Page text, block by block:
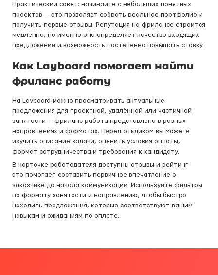
Практический совет: начинайте с небольших понятных
проектов — это позволяет собрать реальное портфолио и
получить первые отзывы. Репутация на фрилансе строится
медленно, но именно она определяет качество входящих
предложений и возможность постепенно повышать ставку.
Как Layboard помогает найти
фриланс работу
На Layboard можно просматривать актуальные
предложения для проектной, удалённой или частичной
занятости — фриланс работа представлена в разных
направлениях и форматах. Перед откликом вы можете
изучить описание задачи, оценить условия оплаты,
формат сотрудничества и требования к кандидату.
В карточке работодателя доступны отзывы и рейтинг —
это помогает составить первичное впечатление о
заказчике до начала коммуникации. Используйте фильтры
по формату занятости и направлению, чтобы быстро
находить предложения, которые соответствуют вашим
навыкам и ожиданиям по оплате.